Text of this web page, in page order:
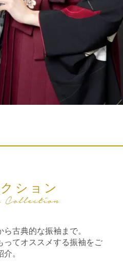
ション
古典的な振袖まで。
ってオススメする振袖をご
介。